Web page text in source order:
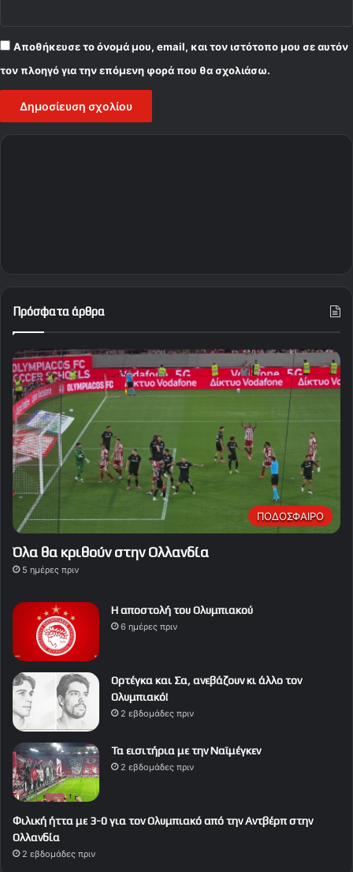
Αποθήκευσε το όνομά μου, email, και τον ιστότοπο μου σε αυτόν
τον πλοηγό για την επόμενη φορά που θα σχολιάσω.
Πρόσφατα άρθρα
ΠΟΔΟΣΦΑΙΡΟ
Όλα θα κριθούν στην Ολλανδία
5 ημέρες πριν
Η αποστολή του Ολυμπιακού
6 ημέρες πριν
Ορτέγκα και Σα, ανεβάζουν κι άλλο τον
Ολυμπιακό!
2 εβδομάδες πριν
Τα εισιτήρια με την Ναϊμέγκεν
2 εβδομάδες πριν
Φιλική ήττα με 3-0 για τον Ολυμπιακό από την Αντβέρπ στην
Ολλανδία
2 εβδομάδες πριν